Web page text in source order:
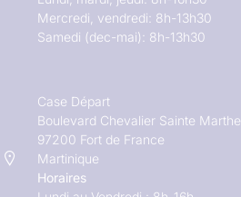
Mercredi, vendredi: 8h-13h30
Samedi (dec-mai): 8h-13h30
Case Départ
Boulevard Chevalier Sainte Marthe
97200 Fort de France
Martinique
Horaires